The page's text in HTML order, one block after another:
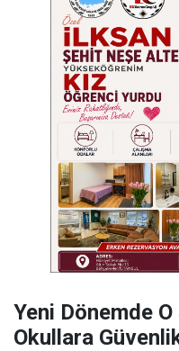
Yeni Dönemde O
Okullara